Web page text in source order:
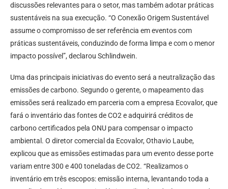
discussões relevantes para o setor, mas também adotar práticas
sustentáveis na sua execução. “O Conexão Origem Sustentável
assume o compromisso de ser referência em eventos com
práticas sustentáveis, conduzindo de forma limpa e com o menor
impacto possível”, declarou Schlindwein.
Uma das principais iniciativas do evento será a neutralização das
emissões de carbono. Segundo o gerente, o mapeamento das
emissões será realizado em parceria com a empresa Ecovalor, que
fará o inventário das fontes de CO2 e adquirirá créditos de
carbono certificados pela ONU para compensar o impacto
ambiental. O diretor comercial da Ecovalor, Othavio Laube,
explicou que as emissões estimadas para um evento desse porte
variam entre 300 e 400 toneladas de CO2. “Realizamos o
inventário em três escopos: emissão interna, levantando toda a